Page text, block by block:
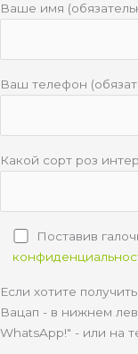
Ваше имя
Ваш телефон
Какой сорт роз
Поставив
Если хотите
Вацап - в нижнем
WhatsApp!" - или на